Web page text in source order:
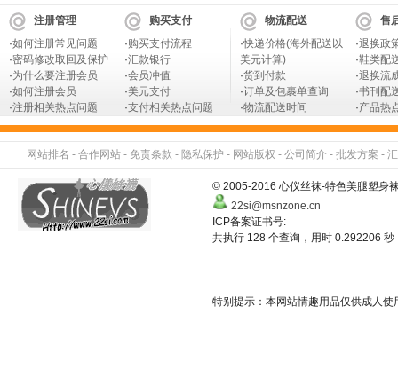
注册管理
·如何注册常见问题
·密码修改取回及保护
·为什么要注册会员
·如何注册会员
·注册相关热点问题
购买支付
·购买支付流程
·汇款银行
·会员冲值
·美元支付
·支付相关热点问题
物流配送
·快递价格(海外配送以
美元计算)
·货到付款
·订单及包裹单查询
·物流配送时间
售
·退换政
·鞋类配
·退换流
·书刊配
·产品热
网站排名 - 合作网站 - 免责条款 - 隐私保护 - 网站版权 - 公司简介 - 批发方案 -
© 2005-2016 心仪丝袜-特色美腿塑身
22si@msnzone.cn
ICP备案证书号:
共执行 128 个查询，用时 0.292206
特别提示：本网站情趣用品仅供成人